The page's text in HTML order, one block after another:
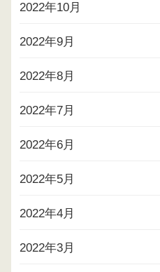
2022年10月
2022年9月
2022年8月
2022年7月
2022年6月
2022年5月
2022年4月
2022年3月